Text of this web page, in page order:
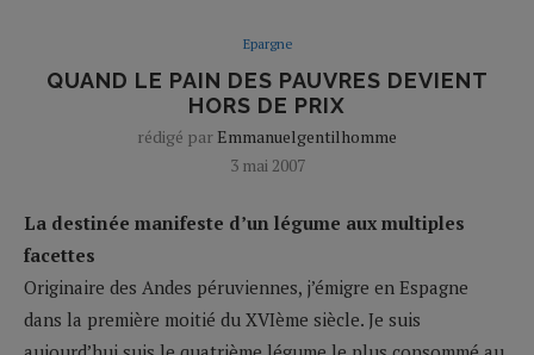
Epargne
QUAND LE PAIN DES PAUVRES DEVIENT
HORS DE PRIX
rédigé par Emmanuelgentilhomme
3 mai 2007
La destinée manifeste d’un légume aux multiples
facettes
Originaire des Andes péruviennes, j’émigre en Espagne
dans la première moitié du XVIème siècle. Je suis